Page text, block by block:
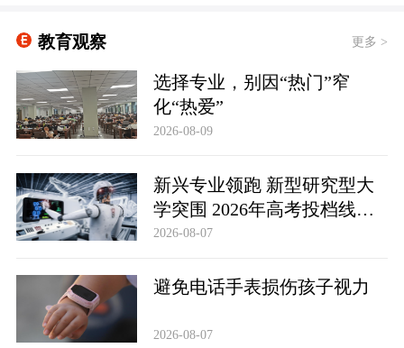
教育观察 更多 >
选择专业，别因“热门”窄
化“热爱”
2026-08-09
新兴专业领跑 新型研究型大
学突围 2026年高考投档线释
放哪些信号
2026-08-07
避免电话手表损伤孩子视力
2026-08-07